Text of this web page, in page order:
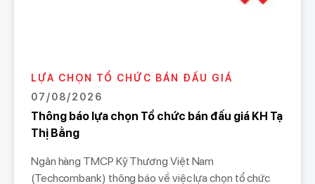
LỰA CHỌN TỔ CHỨC BÁN ĐẤU GIÁ
07/08/2026
Thông báo lựa chọn Tổ chức bán đấu giá KH Tạ
Thị Bằng
Ngân hàng TMCP Kỹ Thương Việt Nam
(Techcombank) thông báo về việc lựa chọn tổ chức